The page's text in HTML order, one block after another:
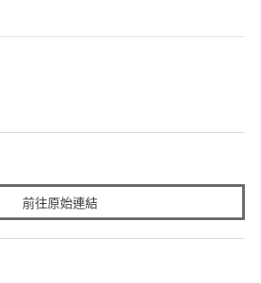
前往原始連結